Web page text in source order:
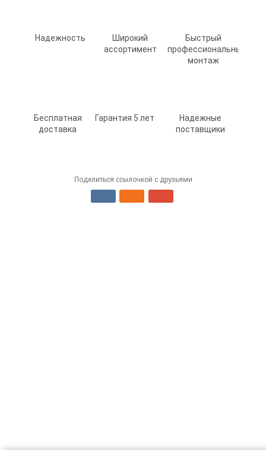
Надежность
Широкий
ассортимент
Быстрый
профессиональный
монтаж
Бесплатная
доставка
Гарантия 5 лет
Надежные
поставщики
Поделиться ссылочкой с друзьями